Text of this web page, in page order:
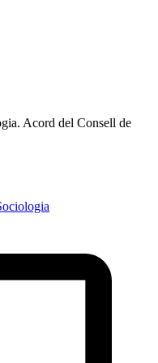
Acord del Consell de